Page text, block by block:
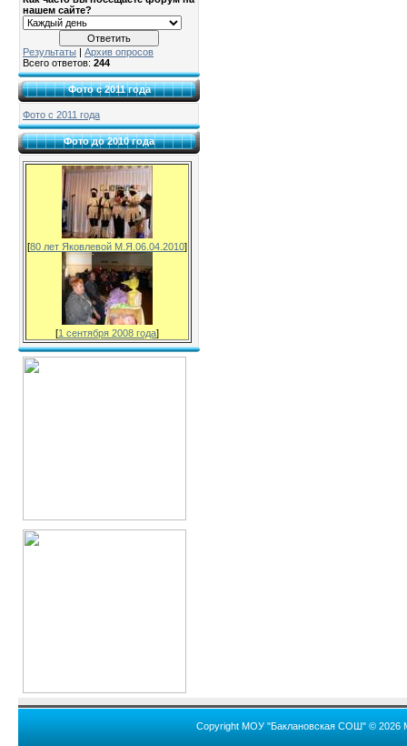
нашем сайте?
Результаты
Архив опросов
Всего ответов: 244
Фото с 2011 года
Фото с 2011 года
Фото до 2010 года
[80 лет Яковлевой М.Я.06.04.2010]
[1 сентября 2008 года]
Copyright МОУ "Баклановская СОШ" © 2026